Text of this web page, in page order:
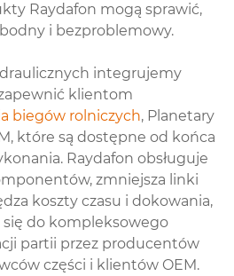
Raydafon mogą sprawić,
i bezproblemowy.
integrujemy
klientom
biegów rolniczych, Planetary
które są dostępne od końca
Raydafon obsługuje
zmniejsza linki
koszty czasu i dokowania,
się do kompleksowego
partii przez producentów
części i klientów OEM.